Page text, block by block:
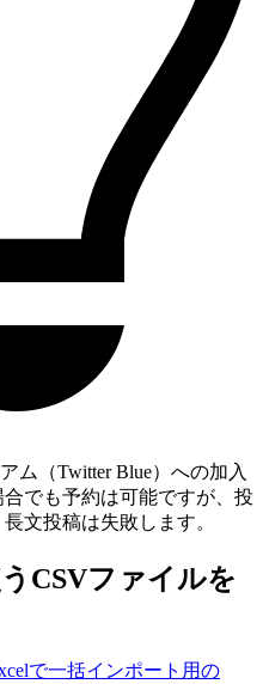
ム（Twitter Blue）への加入
でも予約は可能ですが、投
文投稿は失敗します。
CSVファイルを
で一括インポート用の